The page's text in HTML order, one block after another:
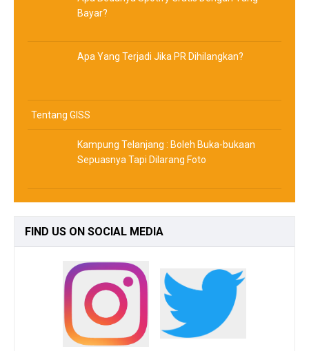
Bayar?
Apa Yang Terjadi Jika PR Dihilangkan?
Tentang GISS
Kampung Telanjang : Boleh Buka-bukaan
Sepuasnya Tapi Dilarang Foto
FIND US ON SOCIAL MEDIA